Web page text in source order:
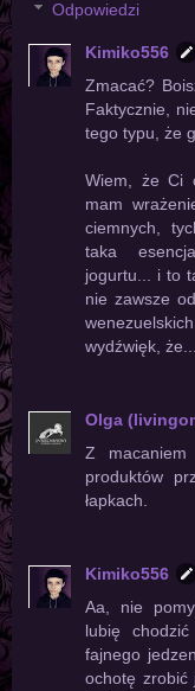
Odpowiedzi
Kimiko556
Zmacać?
Faktycznie,
tego typu, że
Wiem, że Ci
mam
ciemnych,
taka
jogurtu... i to
nie zawsze
wydźwięk,
Olga
Z
produktów
łapkach.
Kimiko556
Aa, nie
lubię
fajnego
ochotę zrobić